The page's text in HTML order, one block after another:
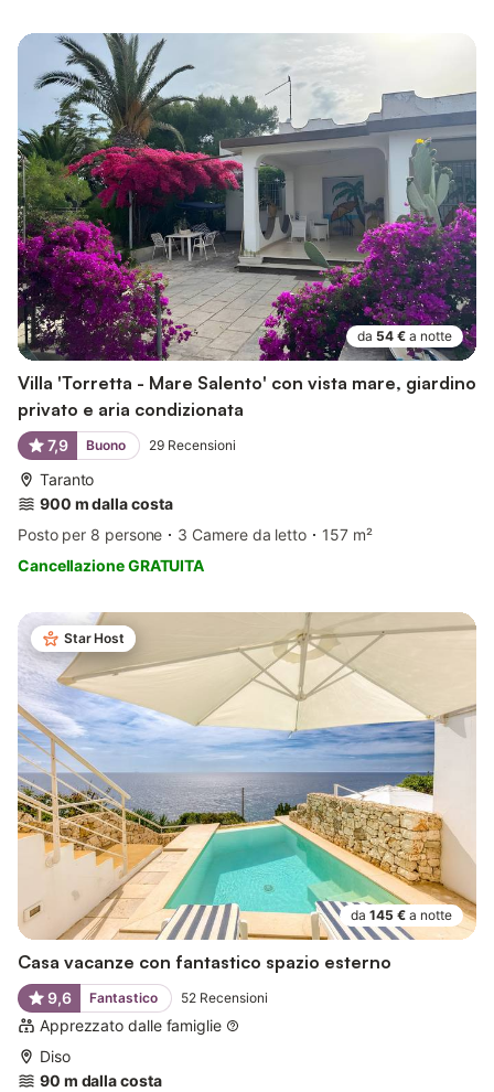
da 54 € a notte
Villa 'Torretta - Mare Salento' con vista mare, giardino
privato e aria condizionata
7,9 Buono 29 Recensioni
Taranto
900 m dalla costa
Posto per 8 persone
3 Camere da letto
157 m²
Cancellazione GRATUITA
Star Host
da 145 € a notte
Casa vacanze con fantastico spazio esterno
9,6 Fantastico 52 Recensioni
Apprezzato dalle famiglie
Diso
90 m dalla costa